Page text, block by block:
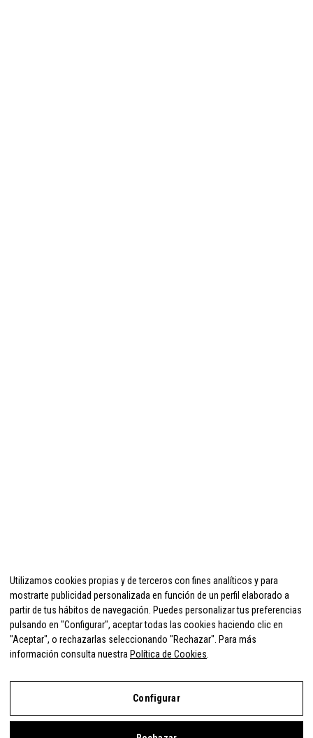
Utilizamos cookies propias y de terceros con fines analíticos y para
mostrarte publicidad personalizada en función de un perfil elaborado a
partir de tus hábitos de navegación. Puedes personalizar tus preferencias
pulsando en "Configurar", aceptar todas las cookies haciendo clic en
"Aceptar", o rechazarlas seleccionando "Rechazar". Para más
información consulta nuestra Política de Cookies
Configurar